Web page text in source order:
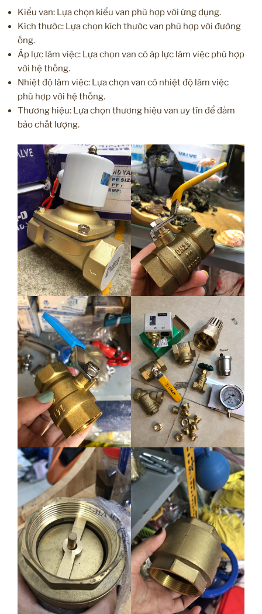
Kiểu van: Lựa chọn kiểu van phù hợp với ứng dụng.
Kích thước: Lựa chọn kích thước van phù hợp với đường
ống.
Áp lực làm việc: Lựa chọn van có áp lực làm việc phù hợp
với hệ thống.
Nhiệt độ làm việc: Lựa chọn van có nhiệt độ làm việc
phù hợp với hệ thống.
Thương hiệu: Lựa chọn thương hiệu van uy tín để đảm
bảo chất lượng.